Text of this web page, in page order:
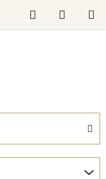
Hledat
KOŠÍK